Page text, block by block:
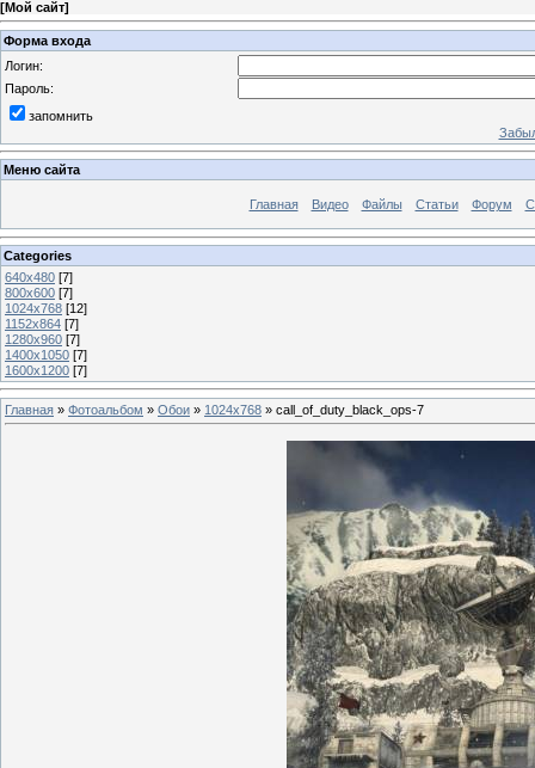
[Мой сайт]
Форма входа
Логин:
Пароль:
запомнить
Меню сайта
Главная Видео Файлы Статьи Форум
Categories
640x480 [7]
800x600 [7]
1024x768 [12]
1152x864 [7]
1280x960 [7]
1400x1050 [7]
1600x1200 [7]
Главная » Фотоальбом » Обои » 1024x768 » call_of_duty_black_ops-7